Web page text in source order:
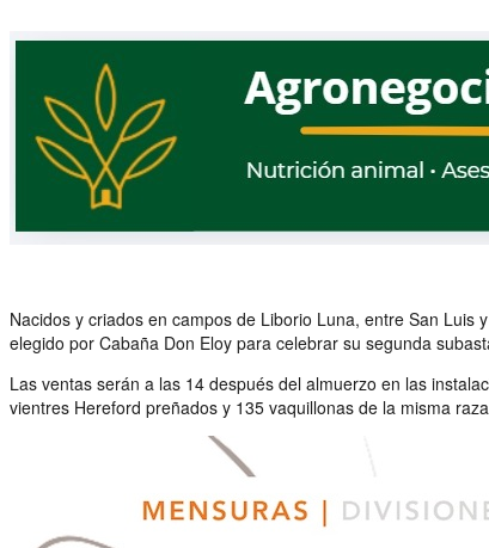
Nacidos y criados en campos de Liborio Luna, entre San
elegido por Cabaña Don Eloy para celebrar su segunda
Las ventas serán a las 14 después del almuerzo en las
vientres Hereford preñados y 135 vaquillonas de la misma